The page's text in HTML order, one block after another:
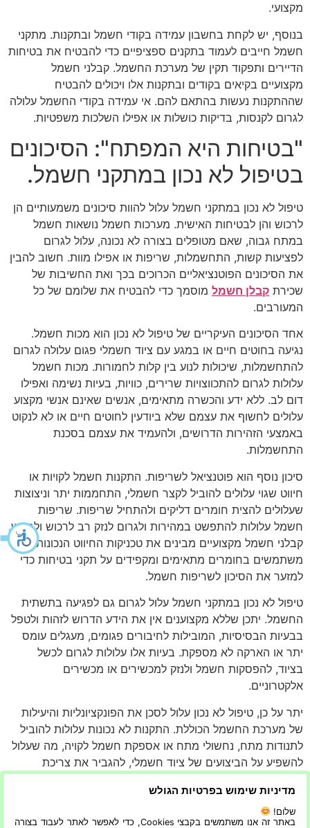
מקצועי.
בנוסף, יש לקחת בחשבון עמידה בקודי חשמל ובתקנות. מתקני
חשמל חייבים לעמוד בתקנים ספציפיים כדי להבטיח את בטיחות
הדיירים ותפקוד תקין של מערכת החשמל. קבלני חשמל
מקצועיים בקיאים בקודים ובתקנות אלו ויכולים להבטיח
שההתקנות נעשות בהתאם להם. אי עמידה בקודי החשמל עלולה
לגרום לקנסות, בדיקות כושלות או אפילו השלכות משפטיות.
"בטיחות היא המפתח": הסיכונים
בטיפול לא נכון במתקני חשמל.
טיפול לא נכון במתקני חשמל עלול להוות סיכונים משמעותיים הן
לרכוש והן לבטיחות האישית. מערכות חשמל נושאות חשמל
במתח גבוה, שאם מטופלים בצורה לא נכונה, עלול לגרום
לפציעות קשות, התחשמלות, שריפות או אפילו מוות. חשוב להבין
את הסיכונים הפוטנציאליים הכרוכים בכך ואת החשיבות של
שכירת קבלן חשמל מוסמך כדי להבטיח את שלומם של כל
המעורבים.
אחד הסיכונים העיקריים של טיפול לא נכון הוא מכות חשמל.
נגיעה בחוטים חיים או במגע עם ציוד חשמלי פגום עלולה לגרום
להתחשמלות, שיכולות לנוע בין קלות לחמורות. מכות חשמל
עלולות לגרום להתכווצויות שרירים, כוויות, בעיות נשימה ואפילו
דום לב. ללא ידע והכשרה מתאימים, אנשים שאינם אנשי מקצוע
עלולים לחשוף את עצמם שלא ביודעין לחוטים חיים או לא לנקוט
באמצעי הזהירות הדרושים, ולהעמיד את עצמם בסכנת
התחשמלות.
סיכון נוסף הוא פוטנציאל לשריפות. התקנות חשמל לקויות או
חיווט שגוי עלולים להוביל לקצר חשמלי, התחממות יתר וניצוצות
שעלולים להצית חומרים דליקים ולהתחיל שריפות. שריפות
חשמל עלולות להתפשט במהירות ולגרום לנזק רב לרכוש ולרכוש.
קבלני חשמל מקצועיים מבינים את טכניקות החיווט הנכונות,
משתמשים בחומרים מתאימים ומקפידים על תקני בטיחות כדי
למזער את הסיכון לשריפות חשמל.
טיפול לא נכון במתקני חשמל עלול לגרום גם לפגיעה בתשתית
החשמל. יתכן שללא מקצוענים אין את הידע הדרוש לזהות ולטפל
בבעיות הבסיסיות, המובילות לחיבורים פגומים, מעגלים עומס
יתר או הארקה לא מספקת. בעיות אלו עלולות לגרום לכשל
בציוד, להפסקות חשמל ולנזק למכשירים או מכשירים
אלקטרוניים.
יתר על כן, טיפול לא נכון עלול לסכן את הפונקציונליות והיעילות
של מערכת החשמל הכוללת. התקנות לא נכונות עלולות להוביל
לתנודות מתח, נחשולי מתח או אספקת חשמל לקויה, מה שעלול
להשפיע על הביצועים של ציוד חשמלי, להגביר את צריכת
האנרגיה ולגרום לתיקונים או החלפות יקרים.
לסיכום, לא כל מתקני החשמל דורשים מומחיות של קבלן
חשמל מוסמך. עם זאת, מטעמי בטיחות וחוקיות, מומלץ
מדיניות שימוש בפרטיות הגולש
שלום!
באתר זה אנו משתמשים בקבצי Cookies, כדי לאפשר לאתר לעבוד בצורה